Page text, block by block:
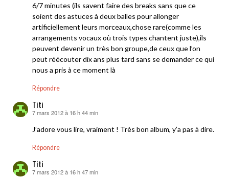
6/7 minutes (ils savent faire des breaks sans que ce
soient des astuces à deux balles pour allonger
artificiellement leurs morceaux,chose rare(comme les
arrangements vocaux où trois types chantent juste),ils
peuvent devenir un très bon groupe,de ceux que l’on
peut réécouter dix ans plus tard sans se demander ce qui
nous a pris à ce moment là
Répondre
Titi
dit :
7 mars 2012 à 16 h 44 min
J’adore vous lire, vraiment ! Très bon album, y’a pas à dire.
Répondre
Titi
dit :
7 mars 2012 à 16 h 47 min